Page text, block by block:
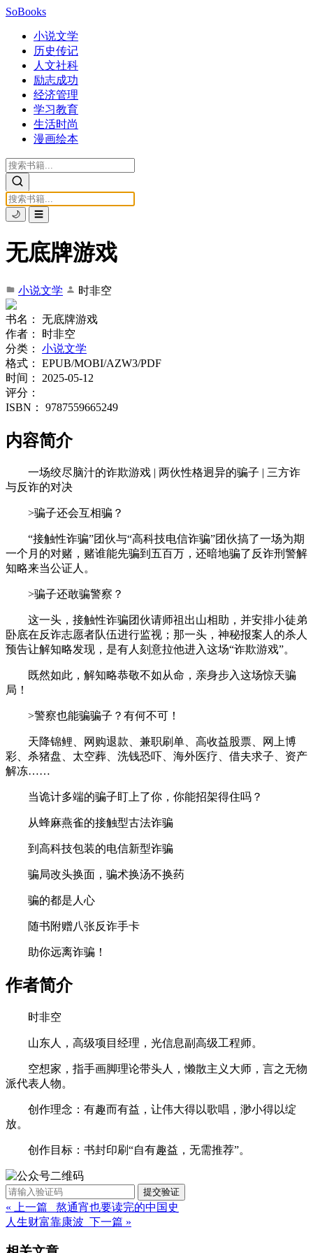
SoBooks
小说文学
历史传记
人文社科
励志成功
经济管理
学习教育
生活时尚
漫画绘本
🌙 ☰
无底牌游戏
小说文学 时非空
书名：
无底牌游戏
作者：
时非空
分类：
小说文学
格式：
EPUB/MOBI/AZW3/PDF
时间：
2025-05-12
评分：
ISBN：
9787559665249
内容简介
一场绞尽脑汁的诈欺游戏 | 两伙性格迥异的骗子 | 三方诈
与反诈的对决
>骗子还会互相骗？
“接触性诈骗”团伙与“高科技电信诈骗”团伙搞了一场为期
一个月的对赌，赌谁能先骗到五百万，还暗地骗了反诈刑警解
知略来当公证人。
>骗子还敢骗警察？
这一头，接触性诈骗团伙请师祖出山相助，并安排小徒弟
卧底在反诈志愿者队伍进行监视；那一头，神秘报案人的杀人
预告让解知略发现，是有人刻意拉他进入这场“诈欺游戏”。
既然如此，解知略恭敬不如从命，亲身步入这场惊天骗
局！
>警察也能骗骗子？有何不可！
天降锦鲤、网购退款、兼职刷单、高收益股票、网上博
彩、杀猪盘、太空葬、洗钱恐吓、海外医疗、借夫求子、资产
解冻……
当诡计多端的骗子盯上了你，你能招架得住吗？
从蜂麻燕雀的接触型古法诈骗
到高科技包装的电信新型诈骗
骗局改头换面，骗术换汤不换药
骗的都是人心
随书附赠八张反诈手卡
助你远离诈骗！
作者简介
时非空
山东人，高级项目经理，光信息副高级工程师。
空想家，指手画脚理论带头人，懒散主义大师，言之无物
派代表人物。
创作理念：有趣而有益，让伟大得以歌唱，渺小得以绽
放。
创作目标：书封印刷“自有趣益，无需推荐”。
提交验证
« 上一篇 熬通宵也要读完的中国史
人生财富靠康波 下一篇 »